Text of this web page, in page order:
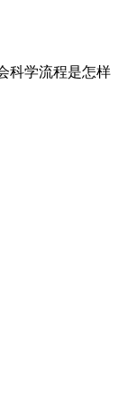
科学流程是怎样